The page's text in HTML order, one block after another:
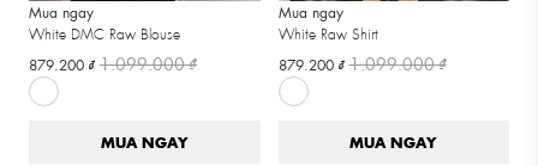
Mua ngay
White DMC Raw Blouse
879.200 ₫1.099.000 ₫
MUA NGAY
Mua ngay
White Raw Shirt
879.200 ₫1.099.000 ₫
MUA NGAY